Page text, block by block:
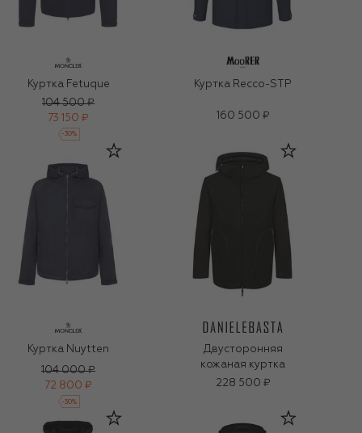
Куртка Fetuque
104 500 ₽
73 150 ₽
-30%
Куртка Recco-STP
160 500 ₽
Куртка Nuytten
104 000 ₽
72 800 ₽
-30%
Двусторонняя
кожаная куртка
228 500 ₽